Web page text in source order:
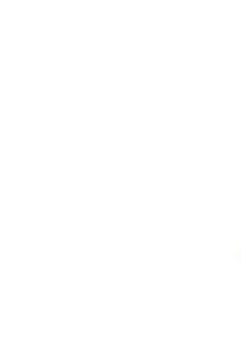
Sennheiser HD6XX, ABD'de
Kulaklık Temizliği ve
Düzenli kulaklık temizliği,
Telefon
Telefon kulaklığından ses
Xiaomi Mi Airdots
Xiaomi Mi Airdots, uygun